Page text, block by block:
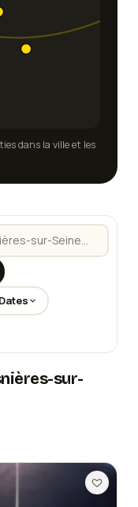
dans la ville et les
Dates
sur-